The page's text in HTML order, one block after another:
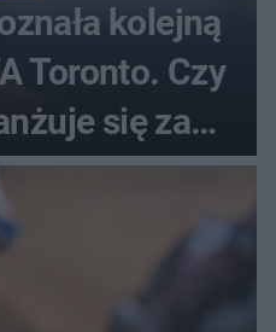
kolejną
Toronto. Czy
się za